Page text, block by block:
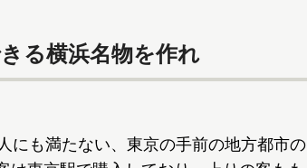
る横浜名物を作れ
も満たない、東京の手前の地方都市の